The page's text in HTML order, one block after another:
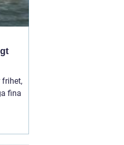
frihet,
fina
bara